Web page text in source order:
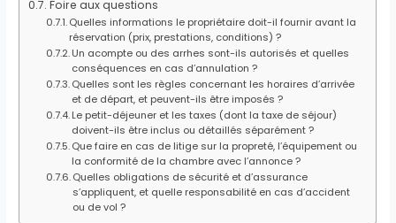
Foire aux questions
Quelles informations le propriétaire doit-il fournir avant la
réservation (prix, prestations, conditions) ?
Un acompte ou des arrhes sont-ils autorisés et quelles
conséquences en cas d’annulation ?
Quelles sont les règles concernant les horaires d’arrivée
et de départ, et peuvent-ils être imposés ?
Le petit-déjeuner et les taxes (dont la taxe de séjour)
doivent-ils être inclus ou détaillés séparément ?
Que faire en cas de litige sur la propreté, l’équipement ou
la conformité de la chambre avec l’annonce ?
Quelles obligations de sécurité et d’assurance
s’appliquent, et quelle responsabilité en cas d’accident
ou de vol ?